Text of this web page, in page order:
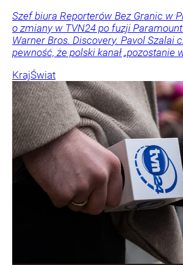
Szef biura Reporterów Bez Granic w
o zmiany w TVN24 po fuzji
Warner Bros. Discovery. Pavol Szalai
pewność, że polski kanał „pozostanie
KrajŚwiat